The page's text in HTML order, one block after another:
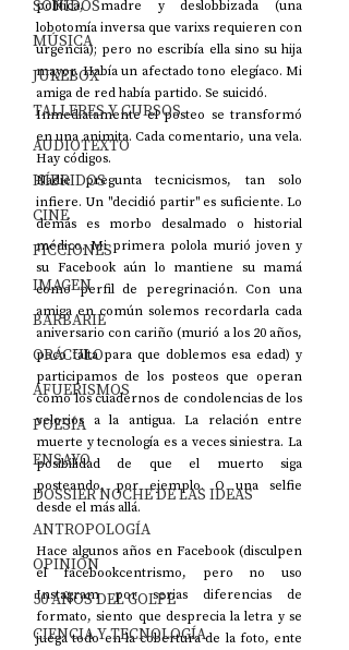
SONIDOS
MÚSICA
JUKEBOX
TALLERES Y CURSOS
AUDIOTEXTO
HÍBRIDOS
CINE
FICCIONES
IMAGEN
BARBARIE
ORÁCULO
AFUERISMOS
POESÍA
ENSAYO
DOSSIER NOCHE DE LAS IDEAS
ANTROPOLOGÍA
OPINIÓN
50 AÑOS DEL GOLPE
CIENCIA Y TECNOLOGÍA
política, madre y deslobbizada (una
lobotomía inversa que varixs requieren con
urgencia); pero no escribía ella sino su hija
mayor. Había un afectado tono elegíaco. Mi
amiga de red había partido. Se suicidó.
Inmediatamente el posteo se transformó
en una animita. Cada comentario, una vela.
Hay códigos.
Nadie pregunta tecnicismos, tan solo
infiere. Un "decidió partir" es suficiente. Lo
demás es morbo desalmado o historial
médico. Mi primera polola murió joven y
su Facebook aún lo mantiene su mamá
como perfil de peregrinación. Con una
amiga en común solemos recordarla cada
aniversario con cariño (murió a los 20 años,
poco falta para que doblemos esa edad) y
participamos de los posteos que operan
como los cuadernos de condolencias de los
velorios a la antigua. La relación entre
muerte y tecnología es a veces siniestra. La
posibilidad de que el muerto siga
posteando, por ejemplo. O una selfie
desde el más allá.
Hace algunos años en Facebook (disculpen
el facebookcentrismo, pero no uso
Instagram por serias diferencias de
formato, siento que desprecia la letra y se
juega todo en la cobertura de la foto, ente